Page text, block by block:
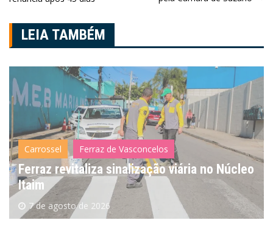
Post
LEIA TAMBÉM
Carrossel Ferraz de Vasconcelos
Ferraz revitaliza sinalização viária no Núcleo
Itaim
7 de agosto de 2026